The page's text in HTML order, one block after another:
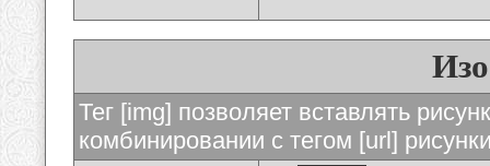
Тег [img] позволяет вставлять
комбинировании с тегом [url]